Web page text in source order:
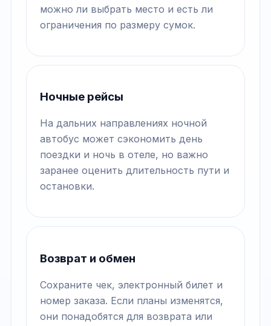
можно ли выбрать место и есть ли
ограничения по размеру сумок.
Ночные рейсы
На дальних направлениях ночной
автобус может сэкономить день
поездки и ночь в отеле, но важно
заранее оценить длительность пути и
остановки.
Возврат и обмен
Сохраните чек, электронный билет и
номер заказа. Если планы изменятся,
они понадобятся для возврата или